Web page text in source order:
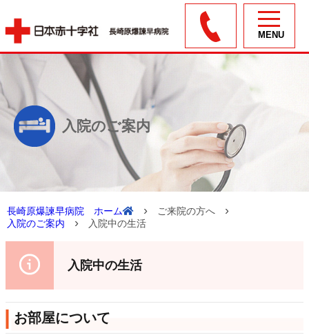
toggle
navigation
入院のご案内
長崎原爆諫早病院 ホーム › ご来院の方へ ›
入院のご案内 › 入院中の生活
入院中の生活
お部屋について